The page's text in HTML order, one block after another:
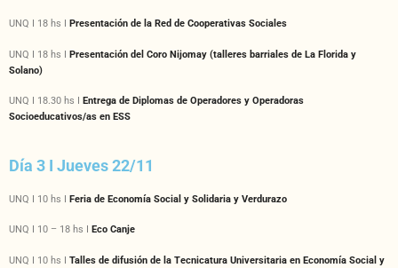
UNQ I 18 hs I Presentación de la Red de Cooperativas Sociales
UNQ I 18 hs I Presentación del Coro Nijomay (talleres barriales de La Florida y
Solano)
UNQ I 18.30 hs I Entrega de Diplomas de Operadores y Operadoras
Socioeducativos/as en ESS
Día 3 I Jueves 22/11
UNQ I 10 hs I Feria de Economía Social y Solidaria y Verdurazo
UNQ I 10 – 18 hs I Eco Canje
UNQ I 10 hs I Talles de difusión de la Tecnicatura Universitaria en Economía Social y